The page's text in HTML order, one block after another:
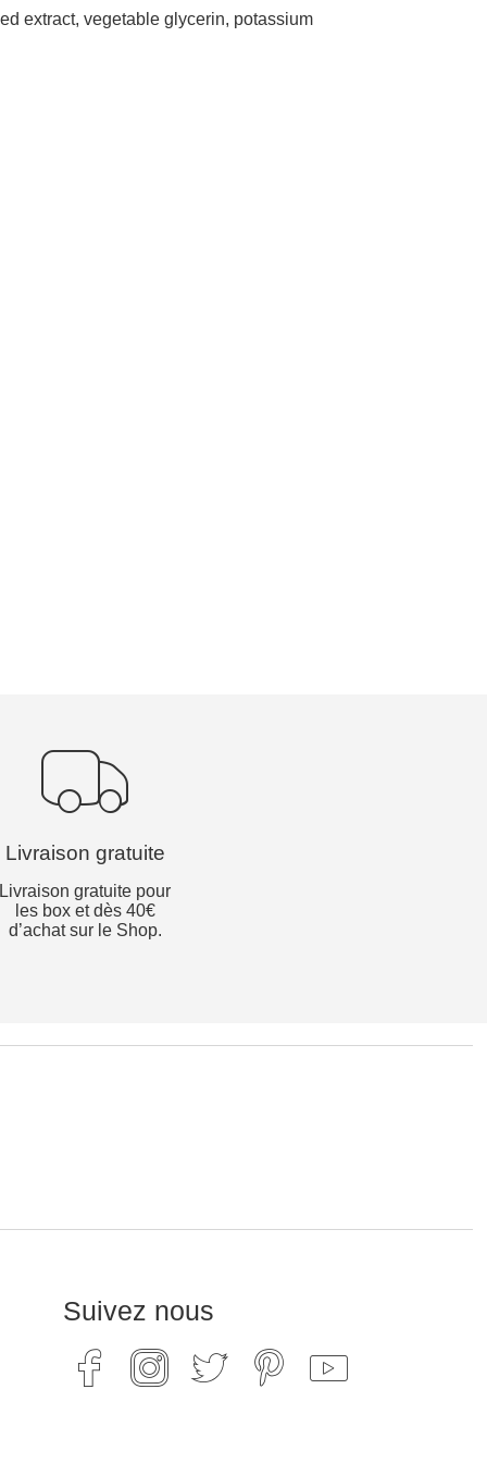
extract, vegetable glycerin, potassium
Livraison gratuite
Livraison gratuite pour
les box et dès 40€
d’achat sur le Shop.
Suivez nous